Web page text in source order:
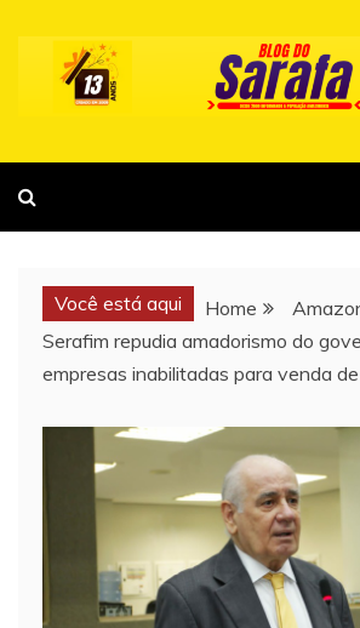
content
Você está aqui Home
Serafim repudia amadorismo do
empresas inabilitadas para venda